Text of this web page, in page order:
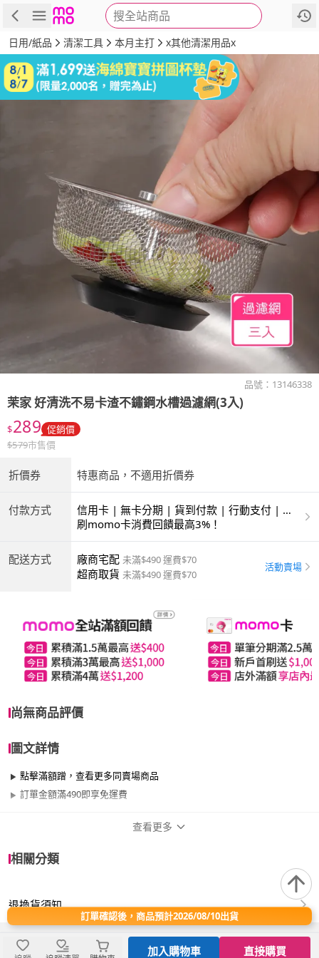
搜全站商品
商品 評價 詳情
日用/紙品 清潔工具 本月主打 x其他清潔用品x
品號： 13146338
茉家好清洗不易卡渣不鏽鋼水槽過濾網(3入)
$289 促銷價
$579市售價
折價券 特惠商品，不適用折價券
付款方式
信用卡 | 無卡分期 | 貨到付款 | 行動支付 | 超
商付款 | ATM | 銀聯卡
刷momo卡消費回饋最高3%！
配送方式 廠商宅配 未滿$490 運費$70
超商取貨 未滿$490 運費$70
活動賣場
尚無商品評價
圖文詳情
點擊滿額蹭，查看更多同賣場商品
訂單金額滿490即享免運費
材質:加厚不鏽鋼
重量:約30g
查看更多
相關分類
退換貨須知
訂單確認後，商品預計2026/08/10出貨
加入購物車 直接購買